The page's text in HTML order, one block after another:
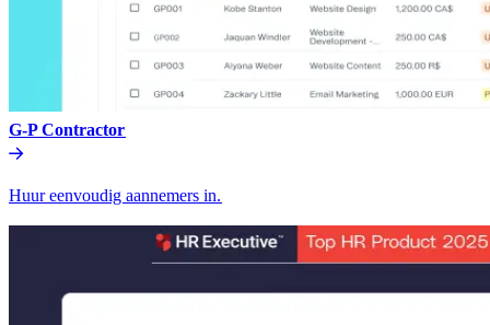
G-P Contractor​​
Huur eenvoudig aannemers in.​​